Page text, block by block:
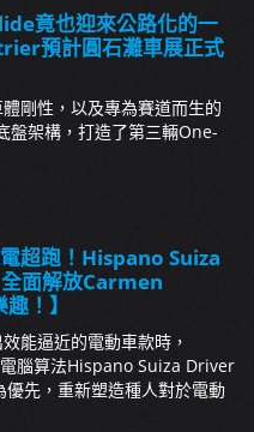
竟也迎來公路化的一
預計圓石灘車展正式
剛性，以及專為賽道而生的
盤架構，打造了第三輛One-
電超跑！Hispano Suiza
面解放Carmen
！】
能逼近的電動車款時，
腦算法Hispano Suiza Driver
先，重新塑造種人對於電動